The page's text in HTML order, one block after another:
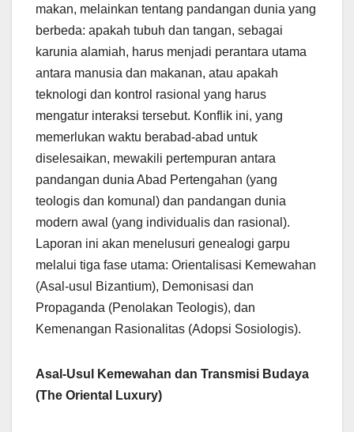
makan, melainkan tentang pandangan dunia yang
berbeda: apakah tubuh dan tangan, sebagai
karunia alamiah, harus menjadi perantara utama
antara manusia dan makanan, atau apakah
teknologi dan kontrol rasional yang harus
mengatur interaksi tersebut. Konflik ini, yang
memerlukan waktu berabad-abad untuk
diselesaikan, mewakili pertempuran antara
pandangan dunia Abad Pertengahan (yang
teologis dan komunal) dan pandangan dunia
modern awal (yang individualis dan rasional).
Laporan ini akan menelusuri genealogi garpu
melalui tiga fase utama: Orientalisasi Kemewahan
(Asal-usul Bizantium), Demonisasi dan
Propaganda (Penolakan Teologis), dan
Kemenangan Rasionalitas (Adopsi Sosiologis).
Asal-Usul Kemewahan dan Transmisi Budaya
(The Oriental Luxury)